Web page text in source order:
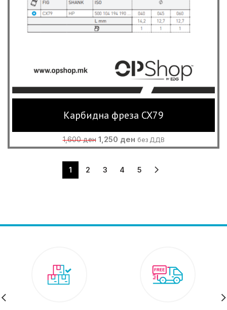
Карбидна фреза CX79
1,600ден Original
price
1,600 ден.
1,250 денCurrent
price
1,250 ден.
без ДДВ
1 2 3 4 5